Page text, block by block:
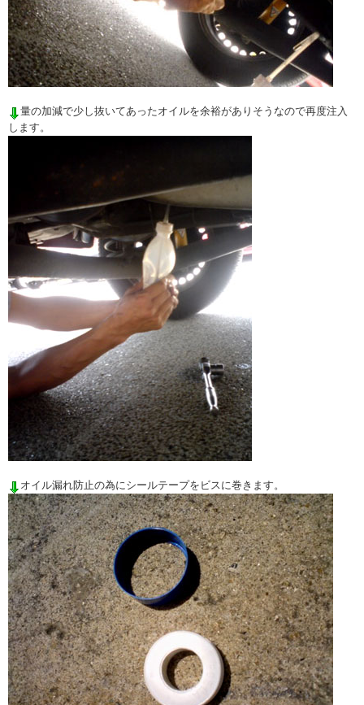
量の加減で少し抜いてあったオイルを余裕がありそうなので再度注入
します。
オイル漏れ防止の為にシールテープをビスに巻きます。